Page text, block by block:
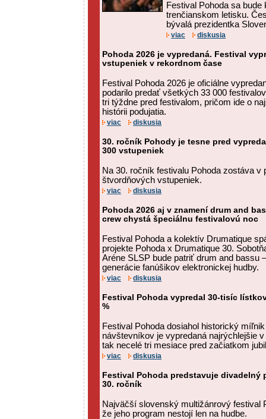
Festival Pohoda sa bude
trenčianskom letisku.
bývalá prezidentka
viac diskusia
Pohoda 2026 je vypredaná. Festival
vstupeniek v rekordnom čase
Festival Pohoda 2026 je oficiálne
podarilo predať všetkých 33 000
tri týždne pred festivalom, pričom ide o
histórii podujatia.
viac diskusia
30. ročník Pohody je tesne pred
300 vstupeniek
Na 30. ročník festivalu Pohoda zostáva v
štvordňových vstupeniek.
viac diskusia
Pohoda 2026 aj v znamení drum and
crew chystá špeciálnu festivalovú noc
Festival Pohoda a kolektív Drumatique
projekte Pohoda x Drumatique 30.
Aréne SLSP bude patriť drum and bassu
generácie fanúšikov elektronickej hudby.
viac diskusia
Festival Pohoda vypredal 30-tisíc
%
Festival Pohoda dosiahol historický
návštevníkov je vypredaná najrýchlejšie
tak necelé tri mesiace pred začiatkom
viac diskusia
Festival Pohoda predstavuje divadelný
30. ročník
Najväčší slovenský multižánrový festival
že jeho program nestojí len na hudbe.